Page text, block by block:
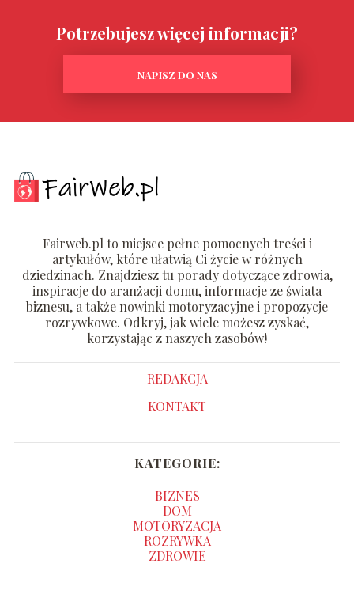
Potrzebujesz więcej informacji?
NAPISZ DO NAS
Fairweb.pl to miejsce pełne pomocnych treści i
artykułów, które ułatwią Ci życie w różnych
dziedzinach. Znajdziesz tu porady dotyczące zdrowia,
inspiracje do aranżacji domu, informacje ze świata
biznesu, a także nowinki motoryzacyjne i propozycje
rozrywkowe. Odkryj, jak wiele możesz zyskać,
korzystając z naszych zasobów!
REDAKCJA
KONTAKT
KATEGORIE:
BIZNES
DOM
MOTORYZACJA
ROZRYWKA
ZDROWIE